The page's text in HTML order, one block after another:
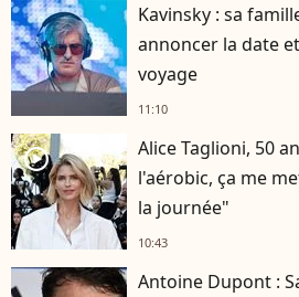
Kavinsky : sa
annoncer la date
voyage
11:10
player2
Alice Taglioni, 50
l'aérobic, ça me
la journée"
10:43
Antoine Dupont :